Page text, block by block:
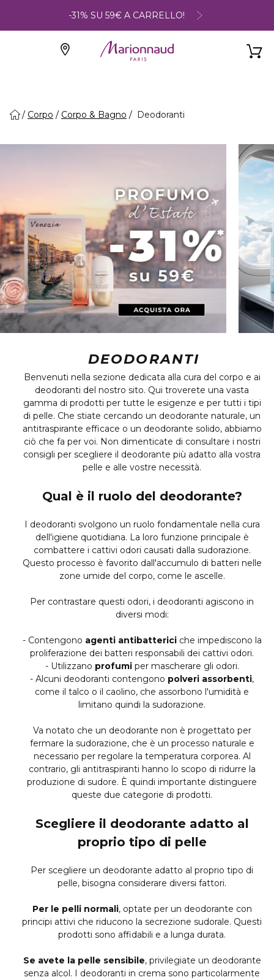
-31% SU 59€ A CARRELLO!
Corpo Corpo & Bagno Deodoranti
DEODORANTI
Benvenuti nella sezione dedicata alla cura del corpo e ai
deodoranti del nostro sito. Qui troverete una vasta
gamma di prodotti per tutte le esigenze e per tutti i tipi
di pelle. Che stiate cercando un deodorante naturale, un
antitraspirante efficace o un deodorante solido, abbiamo
ciò che fa per voi. Non dimenticate di consultare i nostri
consigli per scegliere il deodorante più adatto alla vostra
pelle e alle vostre necessità.
Qual è il ruolo del deodorante?
I deodoranti svolgono un ruolo fondamentale nella cura
dell'igiene quotidiana. La loro funzione principale è
combattere i cattivi odori causati dalla sudorazione.
Questo processo è favorito dall'accumulo di batteri nelle
zone umide del corpo, come le ascelle.
Per contrastare questi odori, i deodoranti agiscono in
diversi modi:
- Contengono agenti antibattericiche impediscono la
proliferazione dei batteri responsabili dei cattivi odori.
- Utilizzano profumiper mascherare gli odori.
- Alcuni deodoranti contengono polveri assorbenti,
come il talco o il caolino, che assorbono l'umidità e
limitano quindi la sudorazione.
Va notato che un deodorante non è progettato per
fermare la sudorazione, che è un processo naturale e
necessario per regolare la temperatura corporea. Al
contrario, gli antitraspiranti hanno lo scopo di ridurre la
produzione di sudore. È quindi importante distinguere
queste due categorie di prodotti.
Scegliere il deodorante adatto al
proprio tipo di pelle
Per scegliere un deodorante adatto al proprio tipo di
pelle, bisogna considerare diversi fattori.
Per le pelli normali, optate per un deodorante con
principi attivi che riducono la secrezione sudorale. Questi
prodotti sono affidabili e a lunga durata.
Se avete la pelle sensibile, privilegiate un deodorante
senza alcol. I deodoranti in crema sono particolarmente